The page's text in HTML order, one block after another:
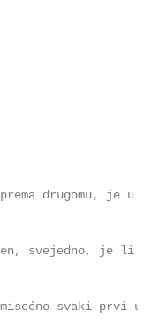
drugomu, je u
svejedno, je li
svaki prvi